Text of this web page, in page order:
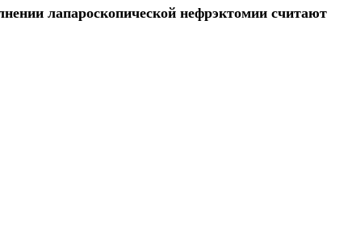
лапароскопической нефрэктомии считают